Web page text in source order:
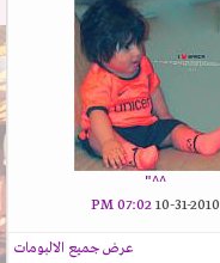
^^"
10-31-2010
07:02 PM
عرض جميع الالبومات